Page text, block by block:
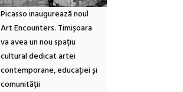
Picasso inaugurează noul
Art Encounters. Timișoara
va avea un nou spațiu
cultural dedicat artei
contemporane, educației și
comunității